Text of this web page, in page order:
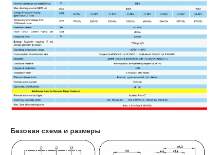
Базовая схема и размеры